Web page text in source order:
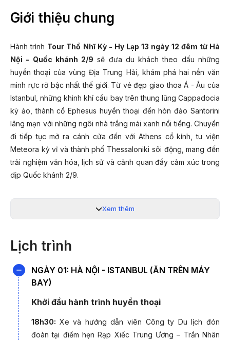
Giới thiệu chung
Hành trình Tour Thổ Nhĩ Kỳ - Hy Lạp 13 ngày 12 đêm từ Hà
Nội - Quốc khánh 2/9 sẽ đưa du khách theo dấu những
huyền thoại của vùng Địa Trung Hải, khám phá hai nền văn
minh rực rỡ bậc nhất thế giới. Từ vẻ đẹp giao thoa Á - Âu của
Istanbul, những khinh khí cầu bay trên thung lũng Cappadocia
kỳ ảo, thành cổ Ephesus huyền thoại đến hòn đảo Santorini
lãng mạn với những ngôi nhà trắng mái xanh nổi tiếng. Chuyến
đi tiếp tục mở ra cánh cửa đến với Athens cổ kính, tu viện
Meteora kỳ vĩ và thành phố Thessaloniki sôi động, mang đến
trải nghiệm văn hóa, lịch sử và cảnh quan đầy cảm xúc trong
dịp Quốc khánh 2/9.
NGÀY KHỞI HÀNH 2026 GIÁ TOUR TRỌN GÓI
29/08/2026
*Lưu ý:Giá chỉ từ và phụ thuộc vào tình trạng vé máy bay.
Quý khách liên hệ hotline 19003440 để được hỗ trợ chi tiết.
Điểm nhấn của Tour Thổ Nhĩ Kỳ - Hy
Lạp dịp lễ 2/9:
Xem thêm
Lịch trình
NGÀY 01: HÀ NỘI - ISTANBUL (ĂN TRÊN MÁY
BAY)
Khởi đầu hành trình huyền thoại
18h30: Xe và hướng dẫn viên Công ty Du lịch đón
đoàn tại điểm hẹn Rạp Xiếc Trung Ương – Trần Nhân